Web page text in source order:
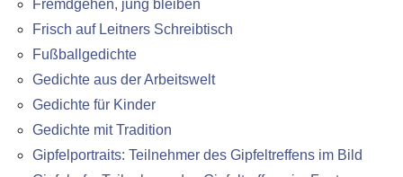
Fremdgehen, jung bleiben
Frisch auf Leitners Schreibtisch
Fußballgedichte
Gedichte aus der Arbeitswelt
Gedichte für Kinder
Gedichte mit Tradition
Gipfelportraits: Teilnehmer des Gipfeltreffens im Bild